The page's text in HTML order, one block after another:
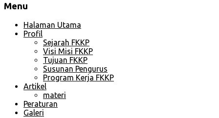
Menu
Halaman Utama
Profil
Sejarah FKKP
Visi Misi FKKP
Tujuan FKKP
Susunan Pengurus
Program Kerja FKKP
Artikel
materi
Peraturan
Galeri